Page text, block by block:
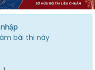
bài thi này